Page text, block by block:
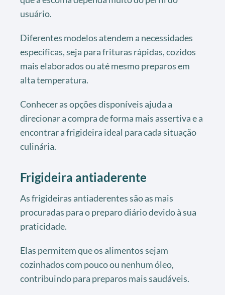
usuário.
Diferentes modelos atendem a necessidades
específicas, seja para frituras rápidas, cozidos
mais elaborados ou até mesmo preparos em
alta temperatura.
Conhecer as opções disponíveis ajuda a
direcionar a compra de forma mais assertiva e a
encontrar a frigideira ideal para cada situação
culinária.
Frigideira antiaderente
As frigideiras antiaderentes são as mais
procuradas para o preparo diário devido à sua
praticidade.
Elas permitem que os alimentos sejam
cozinhados com pouco ou nenhum óleo,
contribuindo para preparos mais saudáveis.